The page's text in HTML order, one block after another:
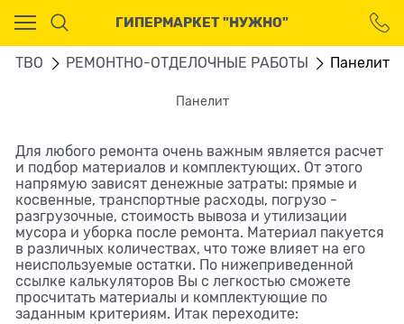
ГИПЕРМАРКЕТ "НУЖНО"
РЕМОНТНО-ОТДЕЛОЧНЫЕ РАБОТЫ Панелит
Панелит
Для любого ремонта очень важным является расчет
и подбор материалов и комплектующих. От этого
напрямую зависят денежные затраты: прямые и
косвенные, транспортные расходы, погрузо -
разгрузочные, стоимость вывоза и утилизации
мусора и уборка после ремонта. Материал пакуется
в различных количествах, что тоже влияет на его
неиспользуемые остатки. По нижеприведенной
ссылке калькуляторов Вы с легкостью сможете
просчитать материалы и комплектующие по
заданным критериям. Итак переходите:
Ваш город - Москва,
угадали?
ДА НЕТ